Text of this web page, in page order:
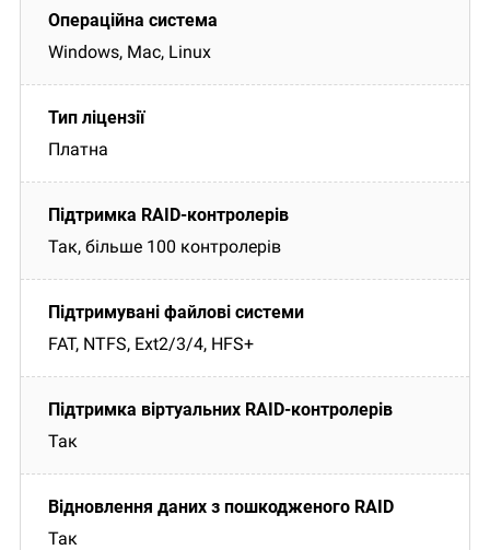
Windows, Mac, Linux
Платна
Так, більше 100 контролерів
FAT, NTFS, Ext2/3/4, HFS+
Так
Так